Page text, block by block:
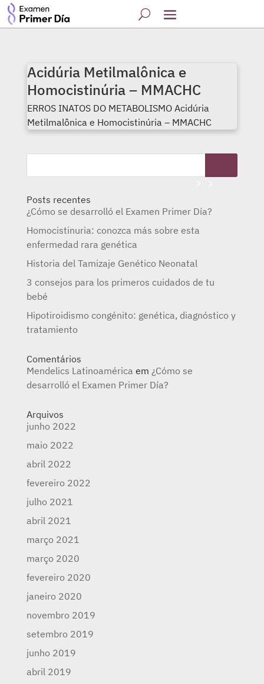
Acidúria Metilmalônica e
Homocistinúria – MMACHC
ERROS INATOS DO METABOLISMO Acidúria
Metilmalônica e Homocistinúria – MMACHC
Posts recentes
¿Cómo se desarrolló el Examen Primer Día?
Homocistinuria: conozca más sobre esta
enfermedad rara genética
Historia del Tamizaje Genético Neonatal
3 consejos para los primeros cuidados de tu
bebé
Hipotiroidismo congénito: genética, diagnóstico y
tratamiento
Comentários
Mendelics Latinoamérica em ¿Cómo se
desarrolló el Examen Primer Día?
Arquivos
junho 2022
maio 2022
abril 2022
fevereiro 2022
julho 2021
abril 2021
março 2021
março 2020
fevereiro 2020
janeiro 2020
novembro 2019
setembro 2019
junho 2019
abril 2019